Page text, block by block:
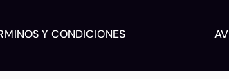
Y CONDICIONES